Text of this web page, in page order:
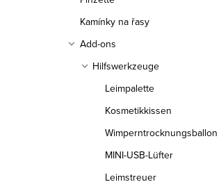
Kamínky na řasy
Add-ons
Hilfswerkzeuge
Leimpalette
Kosmetikkissen
Wimperntrocknungsballon
MINI-USB-Lüfter
Leimstreuer